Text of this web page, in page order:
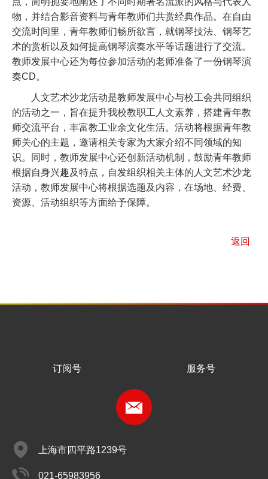
物，并结合影音资料与青年教师们共赏经典作品。在自由
交流时间里，青年教师们畅所欲言，就钢琴技法、钢琴艺
术的赏析以及如何提高钢琴演奏水平等话题进行了交流。
教师发展中心还为每位参加活动的老师准备了一份钢琴演
奏CD。
人文艺术沙龙活动是教师发展中心与校工会共同组织
的活动之一，旨在提升我校教职工人文素养，搭建青年教
师交流平台，丰富教工业余文化生活。活动将根据青年教
师关心的主题，邀请相关专家为大家介绍不同领域的知
识。同时，教师发展中心还创新活动机制，鼓励青年教师
根据自身兴趣及特点，自发组织相关主体的人文艺术沙龙
活动，教师发展中心将根据选题及内容，在场地、经费、
资源、活动组织等方面给予保障。
返回
上海市四平路1239号
021-65983956
订阅号 服务号